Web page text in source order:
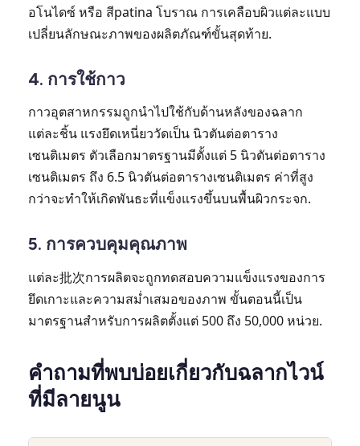
อโนไดซ์ หรือ สีpatina โบราณ การเคลือบผิวแต่ละแบบ
เปลี่ยนลักษณะภาพของผลิตภัณฑ์ขั้นสุดท้าย.
4. การใช้กาว
กาวอุตสาหกรรมถูกนำไปใช้กับด้านหลังของฉลาก
แต่ละชิ้น แรงยึดเหนี่ยววัดเป็น นิวตันต่อตาราง
เซนติเมตร ตัวเลือกมาตรฐานมีตั้งแต่ 5 นิวตันต่อตาราง
เซนติเมตร ถึง 6.5 นิวตันต่อตารางเซนติเมตร ค่าที่สูง
กว่าจะทำให้เกิดพันธะที่แข็งแรงขึ้นบนพื้นผิวกระจก.
5. การควบคุมคุณภาพ
แต่ละ批次การผลิตจะถูกทดสอบความแข็งแรงของการ
ยึดเกาะและความสม่ำเสมอของภาพ ขั้นตอนนี้เป็น
มาตรฐานสำหรับการผลิตตั้งแต่ 500 ถึง 50,000 หน่วย.
คำถามที่พบบ่อยเกี่ยวกับฉลากไวน์
ที่มีลายนูน